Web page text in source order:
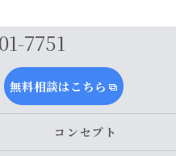
7751
無料相談はこちら
コンセプト